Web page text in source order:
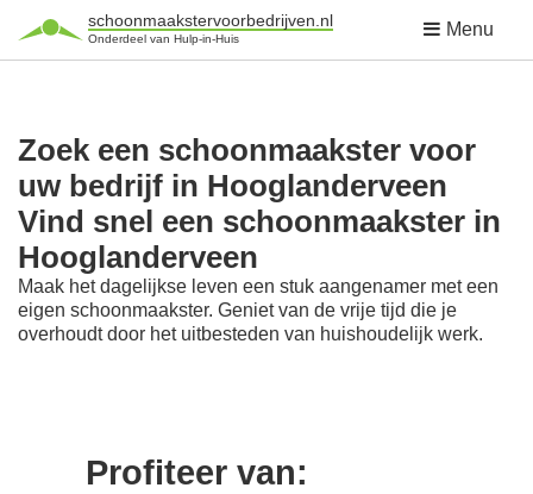
schoonmaakstervoorbedrijven.nl
Onderdeel van Hulp-in-Huis Menu
Zoek een schoonmaakster voor
uw bedrijf in Hooglanderveen
Vind snel een schoonmaakster in
Hooglanderveen
Maak het dagelijkse leven een stuk aangenamer met een
eigen schoonmaakster. Geniet van de vrije tijd die je
overhoudt door het uitbesteden van huishoudelijk werk.
Profiteer van: